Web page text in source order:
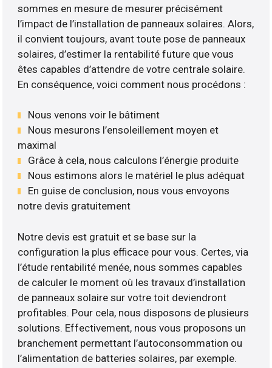
sommes en mesure de mesurer précisément
l’impact de l’installation de panneaux solaires. Alors,
il convient toujours, avant toute pose de panneaux
solaires, d’estimer la rentabilité future que vous
êtes capables d’attendre de votre centrale solaire.
En conséquence, voici comment nous procédons :
Nous venons voir le bâtiment
Nous mesurons l’ensoleillement moyen et
maximal
Grâce à cela, nous calculons l’énergie produite
Nous estimons alors le matériel le plus adéquat
En guise de conclusion, nous vous envoyons
notre devis gratuitement
Notre devis est gratuit et se base sur la
configuration la plus efficace pour vous. Certes, via
l’étude rentabilité menée, nous sommes capables
de calculer le moment où les travaux d’installation
de panneaux solaire sur votre toit deviendront
profitables. Pour cela, nous disposons de plusieurs
solutions. Effectivement, nous vous proposons un
branchement permettant l’autoconsommation ou
l’alimentation de batteries solaires, par exemple.